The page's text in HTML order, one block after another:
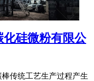
硅微粉有限公
传统工艺生产过程产生